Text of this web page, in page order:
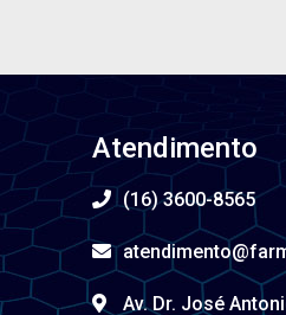
Atendimento
(16) 3600-8565
Av. Dr. José